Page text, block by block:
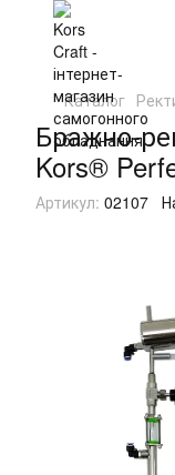
Каталог
Бражно-
Kors®
Артикул: 02107